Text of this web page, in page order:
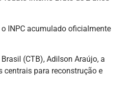
INPC acumulado oficialmente
(CTB), Adilson Araújo, a
centrais para reconstrução e